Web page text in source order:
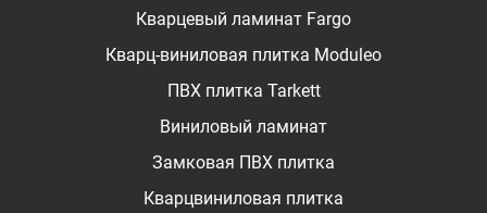
Кварцевый ламинат Fargo
Кварц-виниловая плитка Moduleo
ПВХ плитка Tarkett
Виниловый ламинат
Замковая ПВХ плитка
Кварцвиниловая плитка